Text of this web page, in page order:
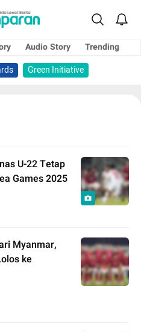
Audio Story
Trending
Green Initiative
U-22 Tetap
Games 2025
Myanmar,
ke